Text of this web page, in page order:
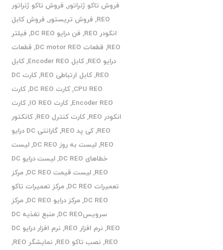
فروش تاکو ژنراتور, فروش تاکو ژنراتور
REO
, فروش تریستور, فروش کابل
انکودر REO
, فن درایو DC REO , فیلتر
REO
, قطعات DC motor REO , قطعات
درایو REO
,کابل Encoder REO ,کابل
REO
,کابل ارتباطی REO ,
کارت DC
CPU REO
,کارت DC REO ,کارت
Encoder REO
,کارت IO REO ,کارت
انکودر REO
,کارت کنترل REO ,کانکتور
REO
,کی پد REO ,
گارانتی DC درایو
REO
,لیست به روز DC REO ,لیست
خطاهای DC REO
,
لیست درایو DC
REO
,لیست قیمت DC REO ,مرکز
تعمیرات DC REO
,مرکز تعمیرات تاکو
DC REO
,مرکز درایو DC REO ,مرکز
سرویسDC REO
,
منبع تغذیه DC
REO
, نرم افزار REO ,
نرم افزار درایو DC
REO
, نصب تاکو REO , نمایشگر REO
,